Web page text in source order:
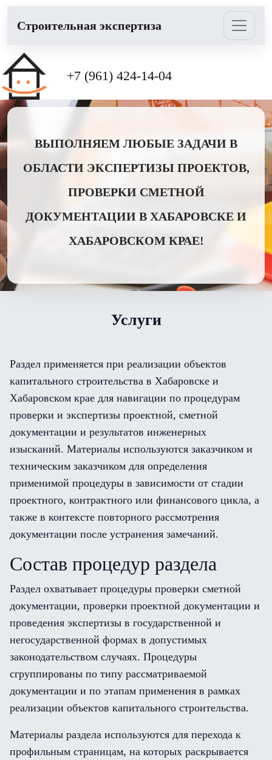
Cтроительная экспертиза
+7 (961) 424-14-04
ВЫПОЛНЯЕМ ЛЮБЫЕ ЗАДАЧИ В
ОБЛАСТИ ЭКСПЕРТИЗЫ ПРОЕКТОВ,
ПРОВЕРКИ СМЕТНОЙ
ДОКУМЕНТАЦИИ В ХАБАРОВСКЕ И
ХАБАРОВСКОМ КРАЕ!
Услуги
Раздел применяется при реализации объектов
капитального строительства в Хабаровске и
Хабаровском крае для навигации по процедурам
проверки и экспертизы проектной, сметной
документации и результатов инженерных
изысканий. Материалы используются заказчиком и
техническим заказчиком для определения
применимой процедуры в зависимости от стадии
проектного, контрактного или финансового цикла, а
также в контексте повторного рассмотрения
документации после устранения замечаний.
Состав процедур раздела
Раздел охватывает процедуры проверки сметной
документации, проверки проектной документации и
проведения экспертизы в государственной и
негосударственной формах в допустимых
законодательством случаях. Процедуры
сгруппированы по типу рассматриваемой
документации и по этапам применения в рамках
реализации объектов капитального строительства.
Материалы раздела используются для перехода к
профильным страницам, на которых раскрывается